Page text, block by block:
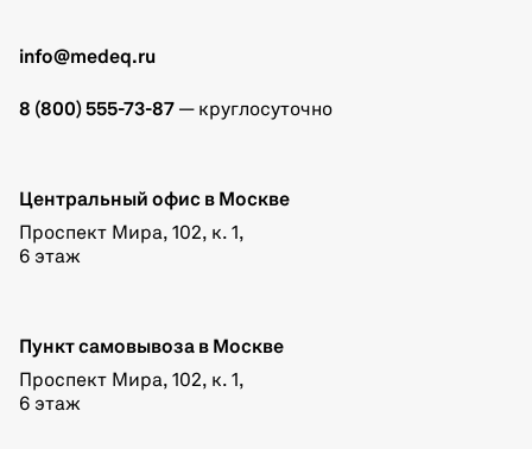
info@medeq.ru
8 (800) 555-73-87 — круглосуточно
Центральный офис в Москве
Проспект Мира, 102, к. 1,
6 этаж
Пункт самовывоза в Москве
Проспект Мира, 102, к. 1,
6 этаж